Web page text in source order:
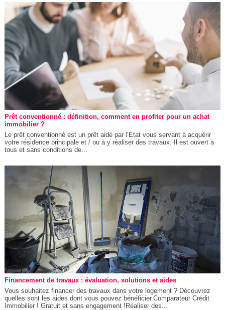
Prêt conventionné : définition, comment en profiter pour un achat
immobilier ?
Le prêt conventionné est un prêt aidé par l’État vous servant à acquérir
votre résidence principale et / ou à y réaliser des travaux. Il est ouvert à
tous et sans conditions de...
Financement de travaux : évaluation, solutions et aides
Vous souhaitez financer des travaux dans votre logement ? Découvrez
quelles sont les aides dont vous pouvez bénéficier.Comparateur Crédit
Immobilier ! Gratuit et sans engagement !Réaliser des...